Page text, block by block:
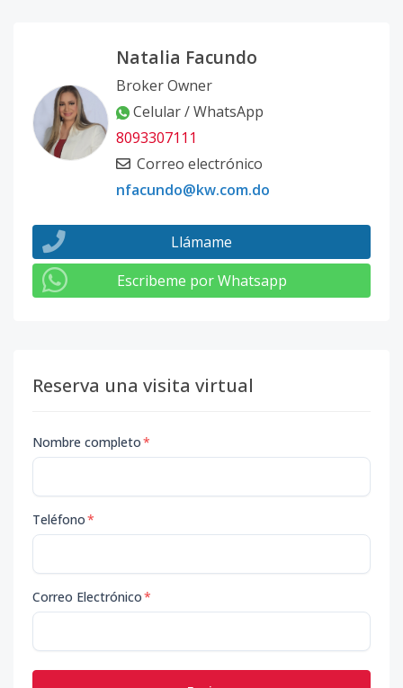
Natalia Facundo
Broker Owner
Celular / WhatsApp
8093307111
Correo electrónico
nfacundo@kw.com.do
Llámame
Escribeme por Whatsapp
Reserva una visita virtual
Nombre completo*
Teléfono*
Correo Electrónico*